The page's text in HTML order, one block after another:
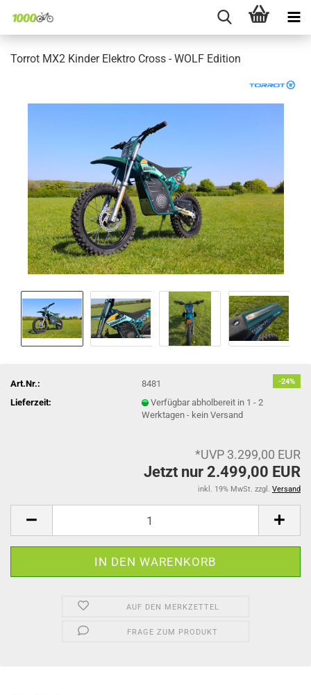
Torrot MX2 Kinder Elektro Cross - WOLF Edition
-24%
Art.Nr.:
8481
Lieferzeit:
Verfügbar abholbereit in 1 - 2
Werktagen - kein Versand
*UVP 3.299,00 EUR
Jetzt nur 2.499,00 EUR
inkl. 19% MwSt. zzgl. Versand
AUF DEN MERKZETTEL
FRAGE ZUM PRODUKT